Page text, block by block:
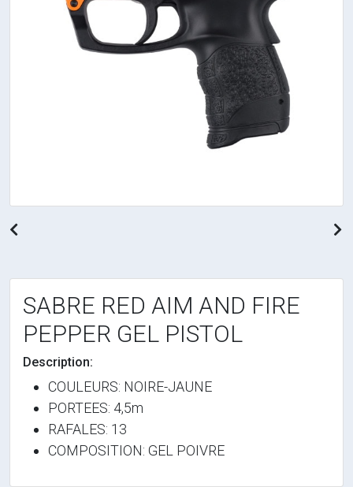
Previous
SABRE RED AIM AND FIRE
PEPPER GEL PISTOL
Description:
COULEURS: NOIRE-JAUNE
PORTEES: 4,5m
RAFALES: 13
COMPOSITION: GEL POIVRE